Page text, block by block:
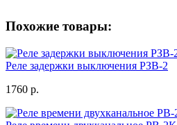
Похожие товары:
Реле задержки выключения РЗВ-2
1760 р.